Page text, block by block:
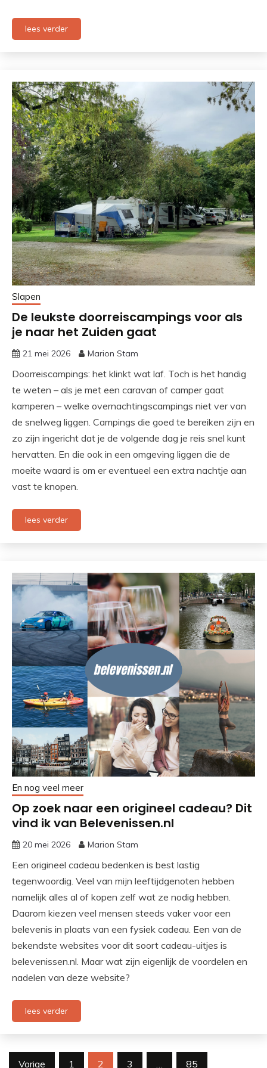
lees verder
Slapen
De leukste doorreiscampings voor als
je naar het Zuiden gaat
21 mei 2026 Marion Stam
Doorreiscampings: het klinkt wat laf. Toch is het handig
te weten – als je met een caravan of camper gaat
kamperen – welke overnachtingscampings niet ver van
de snelweg liggen. Campings die goed te bereiken zijn en
zo zijn ingericht dat je de volgende dag je reis snel kunt
hervatten. En die ook in een omgeving liggen die de
moeite waard is om er eventueel een extra nachtje aan
vast te knopen.
lees verder
En nog veel meer
Op zoek naar een origineel cadeau? Dit
vind ik van Belevenissen.nl
20 mei 2026 Marion Stam
Een origineel cadeau bedenken is best lastig
tegenwoordig. Veel van mijn leeftijdgenoten hebben
namelijk alles al of kopen zelf wat ze nodig hebben.
Daarom kiezen veel mensen steeds vaker voor een
belevenis in plaats van een fysiek cadeau. Een van de
bekendste websites voor dit soort cadeau-uitjes is
belevenissen.nl⁠. Maar wat zijn eigenlijk de voordelen en
nadelen van deze website?
lees verder
Berichten
Vorige 1 2 3
85